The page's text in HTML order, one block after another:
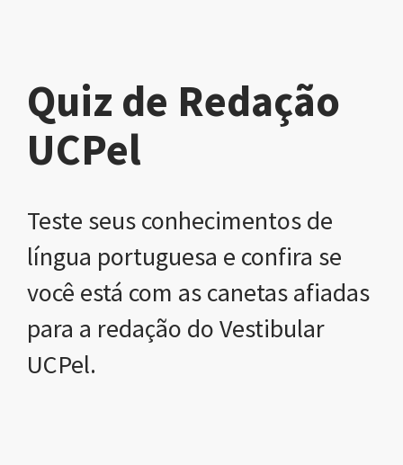
Quiz de Redação
UCPel
Teste seus conhecimentos de
língua portuguesa e confira se
você está com as canetas afiadas
para a redação do Vestibular
UCPel.